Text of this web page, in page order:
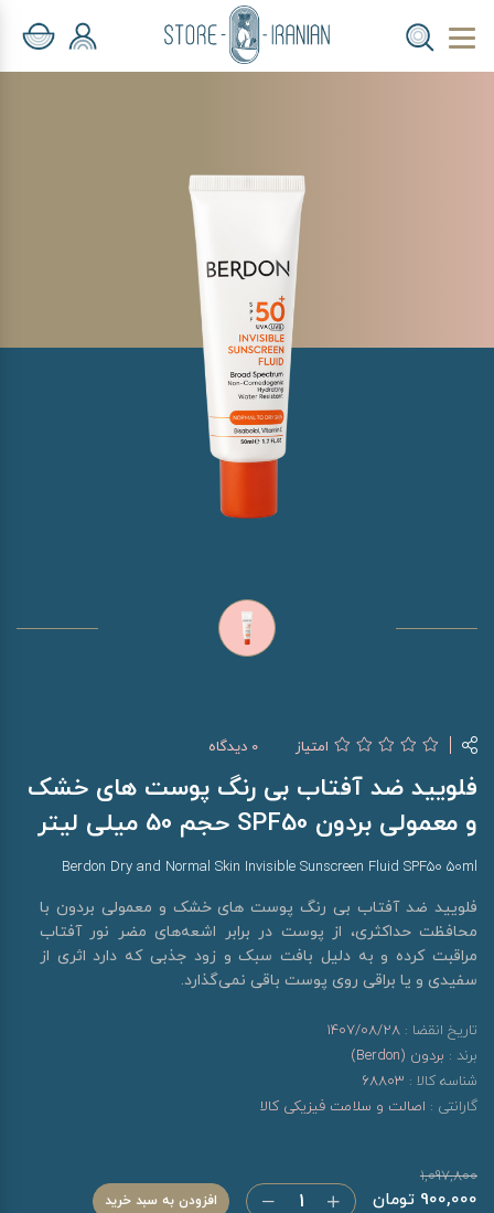
امتیاز 0 دیدگاه
فلویید ضد آفتاب بی رنگ پوست های خشک
و معمولی بردون SPF50 حجم 50 میلی لیتر
Berdon Dry and Normal Skin Invisible Sunscreen Fluid SPF50 50ml
فلویید ضد آفتاب بی رنگ پوست های خشک و معمولی بردون با
محافظت حداکثری، از پوست در برابر اشعه‌های مضر نور آفتاب
مراقبت کرده و به دلیل بافت سبک و زود جذبی که دارد اثری از
سفیدی و یا براقی روی پوست باقی نمی‌گذارد.
تاریخ انقضا : 1407/08/28
برند : بردون (Berdon)
شناسه کالا : 68803
گارانتی : اصالت و سلامت فیزیکی کالا
900,000 تومان
1,097,800
افزودن به سبد خرید